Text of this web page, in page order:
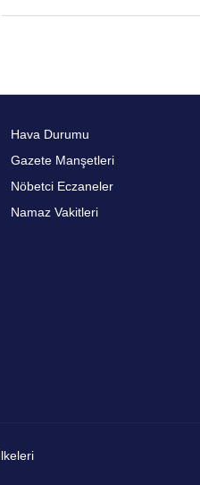
Hava Durumu
Gazete Manşetleri
Nöbetci Eczaneler
Namaz Vakitleri